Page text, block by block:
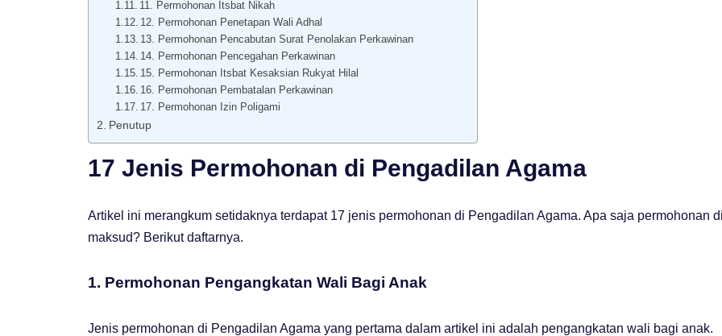
11. Permohonan Itsbat Nikah
12. Permohonan Penetapan Wali Adhal
13. Permohonan Pencabutan Surat Penolakan Perkawinan
14. Permohonan Pencegahan Perkawinan
15. Permohonan Itsbat Kesaksian Rukyat Hilal
16. Permohonan Pembatalan Perkawinan
17. Permohonan Izin Poligami
Penutup
17 Jenis Permohonan di Pengadilan Agama
Artikel ini merangkum setidaknya terdapat 17 jenis permohonan di Pengadilan Agama. Apa saja permohonan
maksud? Berikut daftarnya.
1. Permohonan Pengangkatan Wali Bagi Anak
Jenis permohonan di Pengadilan Agama yang pertama dalam artikel ini adalah pengangkatan wali bagi anak.